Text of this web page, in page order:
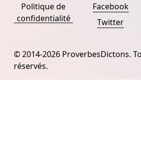
Politique de
confidentialité
Facebook
Twitter
© 2014-2026 ProverbesDictons.
réservés.